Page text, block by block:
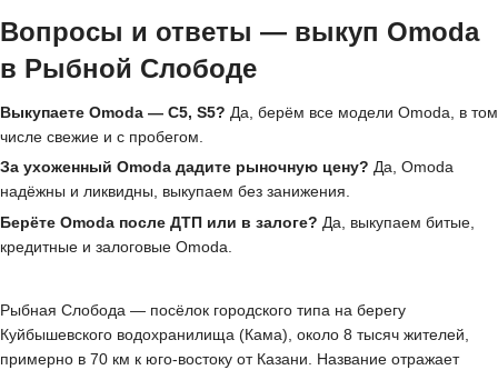
Вопросы и ответы — выкуп Omoda
в Рыбной Слободе
Выкупаете Omoda — C5, S5? Да, берём все модели Omoda, в том
числе свежие и с пробегом.
За ухоженный Omoda дадите рыночную цену? Да, Omoda
надёжны и ликвидны, выкупаем без занижения.
Берёте Omoda после ДТП или в залоге? Да, выкупаем битые,
кредитные и залоговые Omoda.
Рыбная Слобода — посёлок городского типа на берегу
Куйбышевского водохранилища (Кама), около 8 тысяч жителей,
примерно в 70 км к юго-востоку от Казани. Название отражает